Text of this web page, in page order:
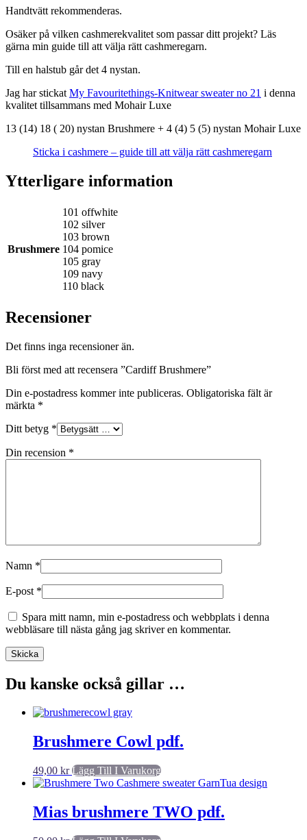
Handtvätt rekommenderas.
Osäker på vilken cashmerekvalitet som passar ditt projekt? Läs
gärna min guide till att välja rätt cashmeregarn.
Till en halstub går det 4 nystan.
Jag har stickat My Favouritethings-Knitwear sweater no 21 i denna
kvalitet tillsammans med Mohair Luxe
13 (14) 18 ( 20) nystan Brushmere + 4 (4) 5 (5) nystan Mohair Luxe
Sticka i cashmere – guide till att välja rätt cashmeregarn
Ytterligare information
Brushmere
101 offwhite
102 silver
103 brown
104 pomice
105 gray
109 navy
110 black
Recensioner
Det finns inga recensioner än.
Bli först med att recensera ”Cardiff Brushmere”
Din e-postadress kommer inte publiceras. Obligatoriska fält är
märkta *
Ditt betyg *
Din recension *
Namn *
E-post *
Spara mitt namn, min e-postadress och webbplats i denna
webbläsare till nästa gång jag skriver en kommentar.
Du kanske också gillar …
Brushmere Cowl pdf.
49,00 kr Lägg Till I Varukorg
Mias brushmere TWO pdf.